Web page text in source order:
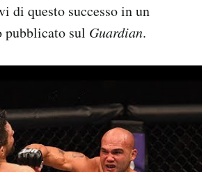
di questo successo in un
pubblicato sul Guardian.